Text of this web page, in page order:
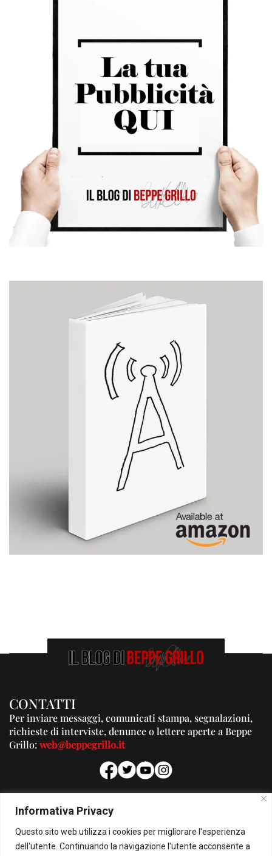
Informativa Privacy
Questo sito web utilizza i cookies per migliorare l'esperienza
dell'utente. Continuando la navigazione l'utente acconsente a
CONTATTI
Per inviare messaggi, comunicati stampa, segnalazioni,
richieste di interviste, denunce o lettere aperte a Beppe
Grillo:web@beppegrillo.it
PUBBLICITA'
Per la tua pubblicità su questo Blog:
pubblicita@beppegrillo.it